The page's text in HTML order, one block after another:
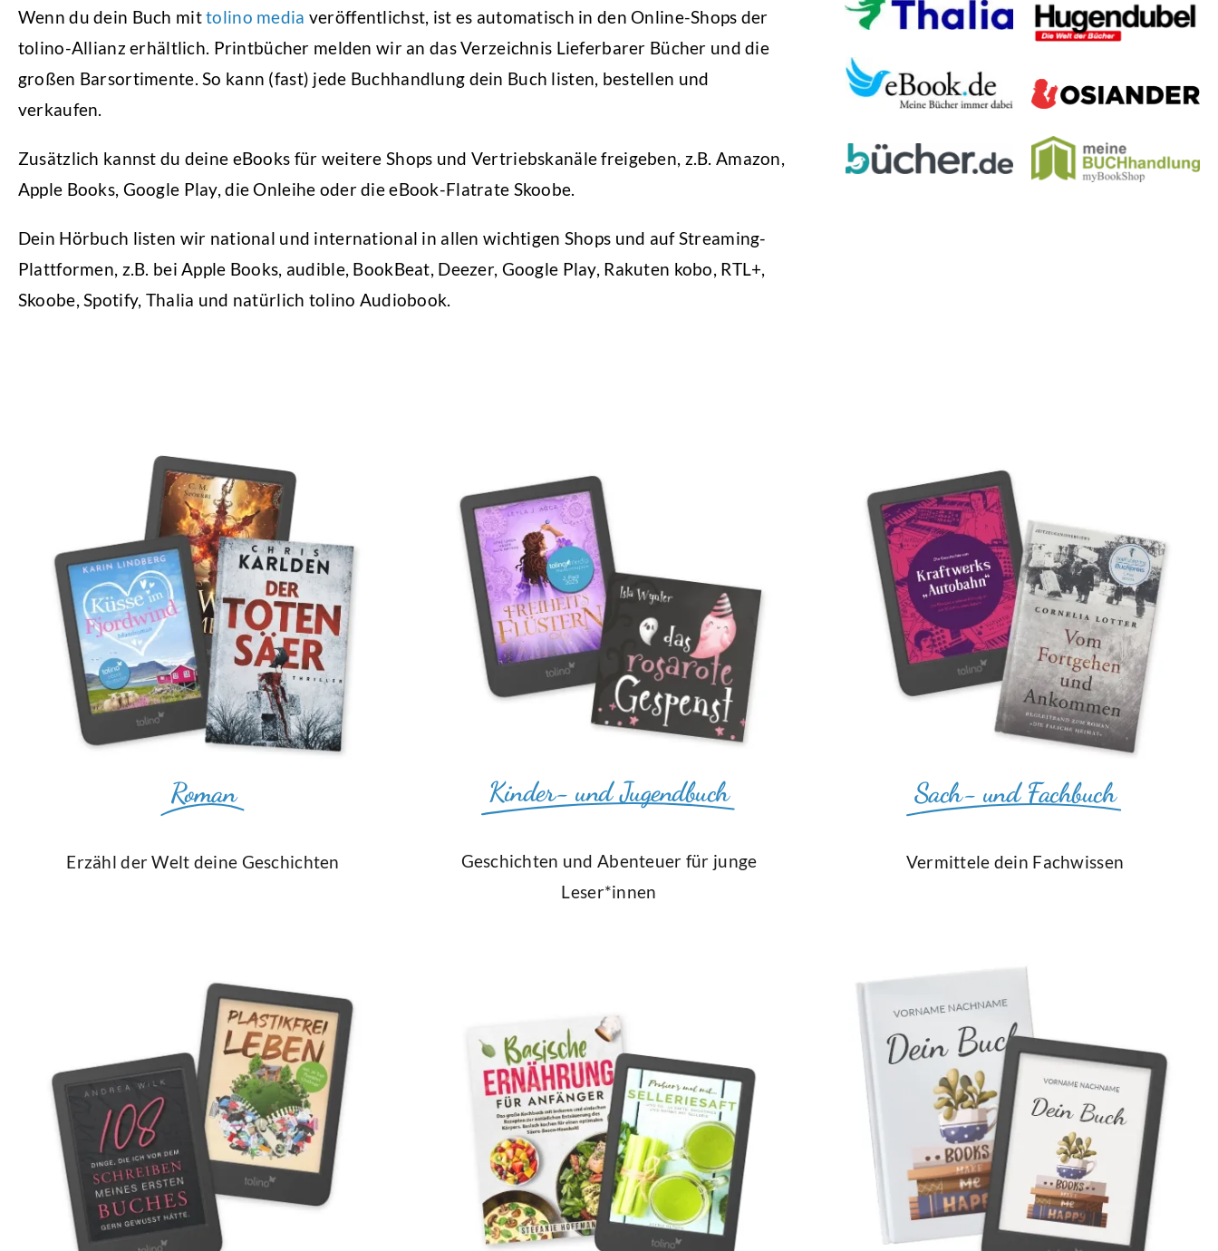
Wenn du dein Buch mittolino media veröffentlichst, ist es automatisch in den Online-Shops der
tolino-Allianz erhältlich. Printbücher melden wir an das Verzeichnis Lieferbarer Bücher und die
großen Barsortimente. So kann (fast) jede Buchhandlung dein Buch listen, bestellen und
verkaufen.
Zusätzlich kannst du deine eBooks für weitere Shops und Vertriebskanäle freigeben, z.B. Amazon,
Apple Books, Google Play, die Onleihe oder die eBook-Flatrate Skoobe.
Dein Hörbuch listen wir national und international in allen wichtigen Shops und auf Streaming-
Plattformen, z.B. bei Apple Books, audible, BookBeat, Deezer, Google Play, Rakuten kobo, RTL+,
Skoobe, Spotify, Thalia und natürlich tolino Audiobook.
Roman
Erzähl der Welt deine Geschichten
Kinder- und Jugendbuch
Geschichten und Abenteuer für junge
Leser*innen
Sach- und Fachbuch
Vermittele dein Fachwissen